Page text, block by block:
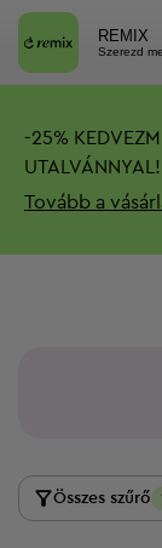
REMIX
Szerezd
-25%
UTALVÁNNYAL!
Tovább a
Összes szűrő